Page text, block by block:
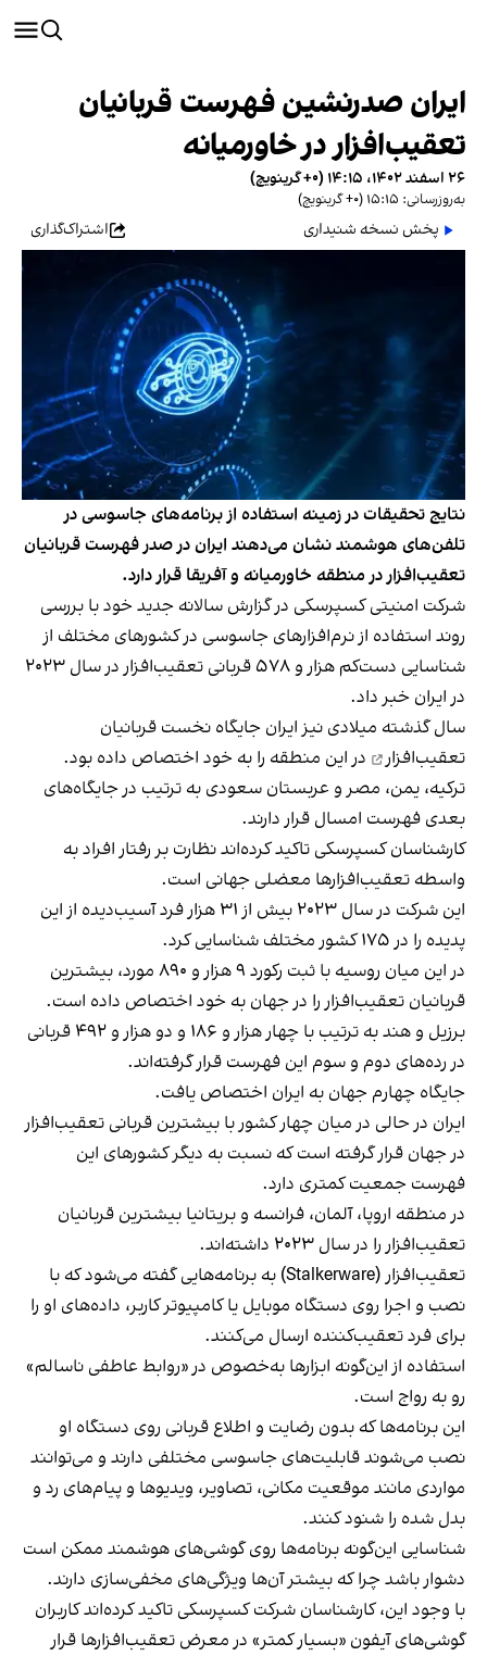
ایران صدرنشین فهرست قربانیان
تعقیب‌افزار در خاورمیانه
۲۶ اسفند ۱۴۰۲، ۱۴:۱۵ (‎+۰ گرینویچ)
به‌روزرسانی: ۱۵:۱۵ (‎+۰ گرینویچ)
پخش نسخه شنیداری اشتراک‌گذاری
نتایج تحقیقات در زمینه استفاده از برنامه‌های جاسوسی در
تلفن‌های هوشمند نشان می‌دهند ایران در صدر فهرست قربانیان
تعقیب‌افزار در منطقه خاورمیانه و آفریقا قرار دارد.
شرکت امنیتی کسپرسکی درگزارش سالانه جدید خودبا بررسی
روند استفاده از نرم‌افزارهای جاسوسی در کشورهای مختلف از
شناسایی دست‌کم هزار و ۵۷۸ قربانی تعقیب‌افزار در سال ۲۰۲۳
در ایران خبر داد.
سال گذشته میلادی نیز ایران جایگاه نخست قربانیان
تعقیب‌افزار
در این منطقه را به خود اختصاص داده بود.
ترکیه، یمن، مصر و عربستان سعودی به ترتیب در جایگاه‌های
بعدی فهرست امسال قرار دارند.
کارشناسان کسپرسکی تاکید کرده‌اند نظارت بر رفتار افراد به
واسطه تعقیب‌افزارها معضلی جهانی است.
این شرکت در سال ۲۰۲۳ بیش از ۳۱ هزار فرد آسیب‌دیده از این
پدیده را در ۱۷۵ کشور مختلف شناسایی کرد.
در این میان روسیه با ثبت رکورد ۹ هزار و ۸۹۰ مورد، بیشترین
قربانیان تعقیب‌افزار را در جهان به خود اختصاص داده است.
برزیل و هند به ترتیب با چهار هزار و ۱۸۶ و دو هزار و ۴۹۲ قربانی
در رده‌های دوم و سوم این فهرست قرار گرفته‌اند.
جایگاه چهارم جهان به ایران اختصاص یافت.
ایران در حالی در میان چهار کشور با بیشترین قربانی تعقیب‌افزار
در جهان قرار گرفته است که نسبت به دیگر کشورهای این
فهرست جمعیت کمتری دارد.
در منطقه اروپا، آلمان، فرانسه و بریتانیا بیشترین قربانیان
تعقیب‌افزار را در سال ۲۰۲۳ داشته‌اند.
تعقیب‌افزار (Stalkerware) به برنامه‌هایی گفته می‌شود که با
نصب و اجرا روی دستگاه موبایل یا کامپیوتر کاربر، داده‌های او را
برای فرد تعقیب‌کننده ارسال می‌کنند.
استفاده از این‌گونه ابزارها به‌خصوص در «روابط عاطفی ناسالم»
رو به رواج است.
این برنامه‌ها که بدون رضایت و اطلاع قربانی روی دستگاه او
نصب می‌شوند قابلیت‌های جاسوسی مختلفی دارند و می‌توانند
مواردی مانند موقعیت مکانی، تصاویر، ویدیوها و پیام‌های رد و
بدل شده را شنود کنند.
شناسایی این‌گونه برنامه‌ها روی گوشی‌های هوشمند ممکن است
دشوار باشد چرا که بیشتر آن‌ها ویژگی‌های مخفی‌سازی دارند.
با وجود این، کارشناسان شرکت کسپرسکی تاکید کرده‌اند کاربران
گوشی‌های آیفون «بسیار کمتر» در معرض تعقیب‌افزارها قرار